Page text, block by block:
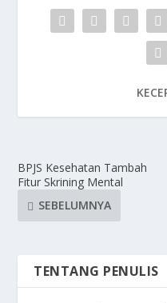
BPJS Kesehatan Tambah
Fitur Skrining Mental
SEBELUMNYA
TENTANG PENULIS